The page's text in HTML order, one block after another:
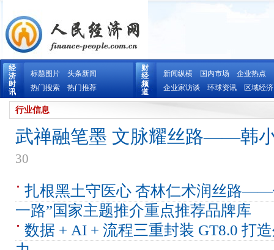
经
济
时
讯
标题图片
头条新闻
热门搜索
热门推荐
财
经
频
道
新闻纵横 国内市场
企业热点
企业家访谈
环球资讯 区域经济
行业信息
武禅融笔墨 文脉耀丝路——韩
30
扎根黑土守医心 杏林仁术润丝路——
一路”国家主题推介重点推荐品牌库
数据 + AI + 流程三重封装 GT8.0 打